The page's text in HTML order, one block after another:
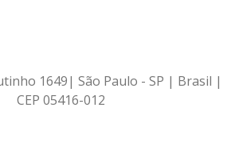
1649| São Paulo - SP | Brasil |
CEP 05416-012